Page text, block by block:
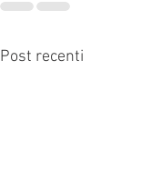
Post recenti